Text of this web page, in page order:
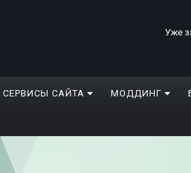
Уже
СЕРВИСЫ САЙТА МОДДИНГ